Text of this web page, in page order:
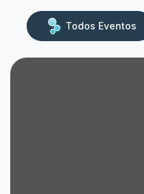
Todos Eventos